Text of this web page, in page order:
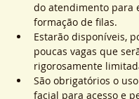
do atendimento para
formação de filas.
Estarão disponíveis,
poucas vagas que
rigorosamente
São obrigatórios o
facial para acesso e